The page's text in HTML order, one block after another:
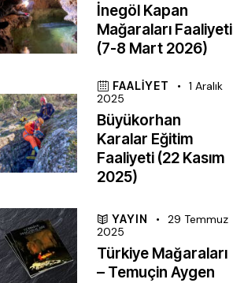
İnegöl Kapan
Mağaraları Faaliyeti
(7-8 Mart 2026)
FAALIYET
1 Aralık
2025
Büyükorhan
Karalar Eğitim
Faaliyeti (22 Kasım
2025)
YAYIN
29 Temmuz
2025
Türkiye Mağaraları
– Temuçin Aygen